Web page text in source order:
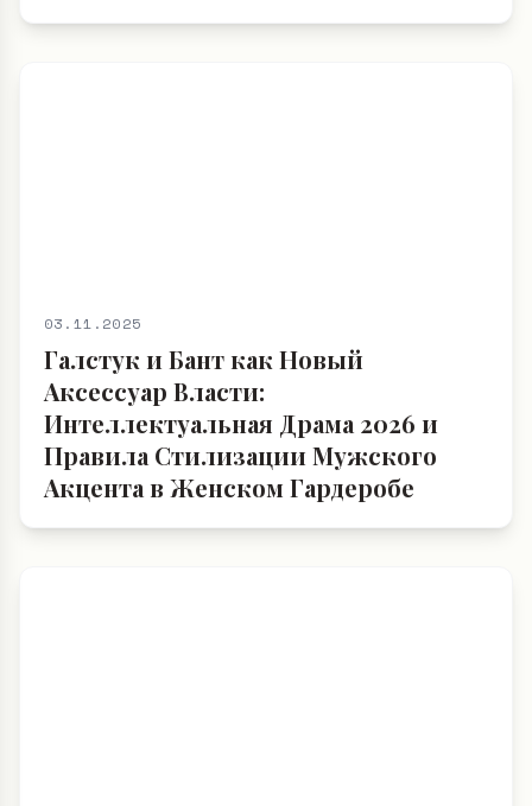
03.11.2025
Галстук и Бант как Новый
Аксессуар Власти:
Интеллектуальная Драма 2026 и
Правила Стилизации Мужского
Акцента в Женском Гардеробе